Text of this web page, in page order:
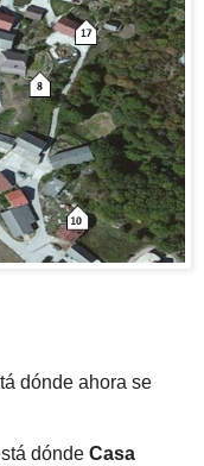
dónde ahora se
dónde Casa